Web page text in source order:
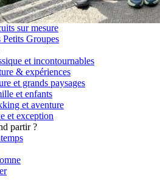
sur mesure
Petits Groupes
et incontournables
& expériences
et grands paysages
et enfants
et aventure
et exception
partir ?